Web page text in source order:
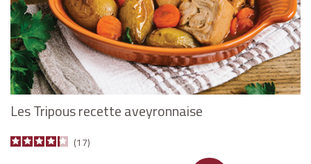
Les Tripous recette aveyronnaise
17